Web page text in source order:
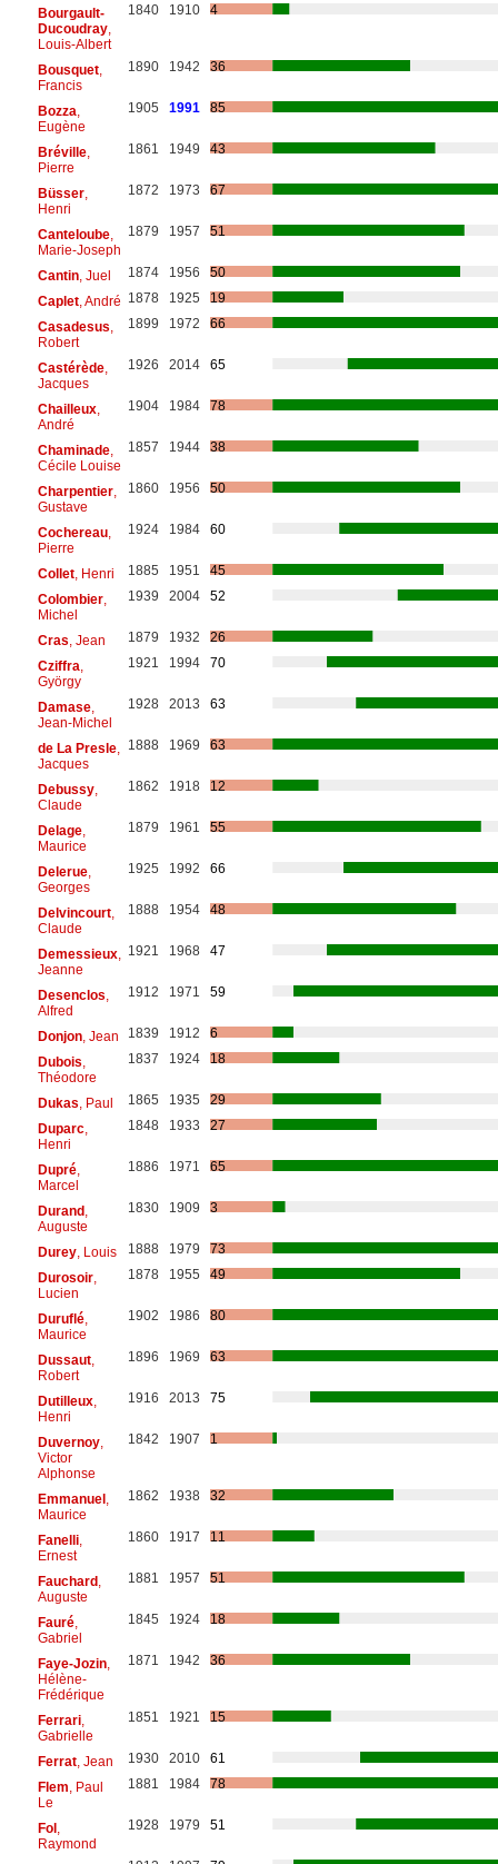
Bourgault-
Ducoudray,
Louis-Albert
1840 1910 4
Bousquet,
Francis
1890 1942 36
Bozza
Eugène
1905 1991 85
Bréville,
Pierre
1861 1949 43
Büsser,
Henri
1872 1973 67
Canteloube,
Marie-Joseph
1879 1957 51
Cantin, Juel 1874 1956
50
Caplet, André 1878 1925
19
Casadesus
Robert
1899 1972 66
Castérède,
Jacques
1926 2014 65
Chailleux,
André
1904 1984 78
Chaminade,
Cécile Louise
1857 1944 38
Charpentier,
Gustave
1860 1956 50
Cochereau,
Pierre
1924 1984 60
Collet, Henri 1885 1951
45
Colombier,
Michel
1939 2004 52
Cras , Jean 1879 1932
26
Cziffra
György
1921 1994 70
Damase,
Jean-Michel
1928 2013 63
de La Presle,
Jacques
1888 1969 63
Debussy,
Claude
1862 1918 12
Delage,
Maurice
1879 1961 55
Delerue,
Georges
1925 1992 66
Delvincourt,
Claude
1888 1954 48
Demessieux,
Jeanne
1921 1968 47
Desenclos
Alfred
1912 1971 59
Donjon, Jean 1839 1912
6
Dubois
Théodore
1837 1924 18
Dukas , Paul 1865 1935
29
Duparc,
Henri
1848 1933 27
Dupré,
Marcel
1886 1971 65
Durand,
Auguste
1830 1909 3
Durey, Louis 1888 1979
73
Durosoir,
Lucien
1878 1955 49
Duruflé,
Maurice
1902 1986 80
Dussaut,
Robert
1896 1969 63
Dutilleux,
Henri
1916 2013 75
Duvernoy,
Victor
Alphonse
1842 1907 1
Emmanuel,
Maurice
1862 1938 32
Fanelli,
Ernest
1860 1917 11
Fauchard,
Auguste
1881 1957 51
Fauré,
Gabriel
1845 1924 18
Faye-Jozin,
Hélène-
Frédérique
1871 1942 36
Ferrari,
Gabrielle
1851 1921 15
Ferrat, Jean 1930 2010
61
Flem , Paul
Le
1881 1984 78
Fol,
Raymond
1928 1979 51